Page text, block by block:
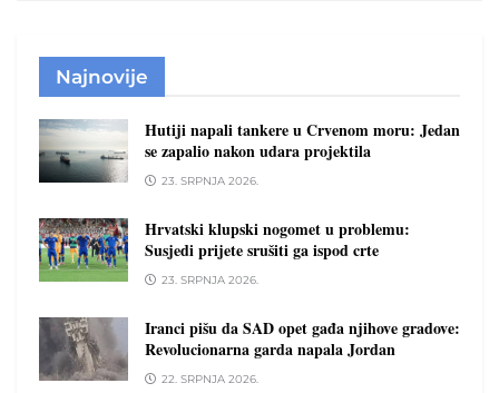
Najnovije
Hutiji napali tankere u Crvenom moru: Jedan
se zapalio nakon udara projektila
23. SRPNJA 2026.
Hrvatski klupski nogomet u problemu:
Susjedi prijete srušiti ga ispod crte
23. SRPNJA 2026.
Iranci pišu da SAD opet gađa njihove gradove:
Revolucionarna garda napala Jordan
22. SRPNJA 2026.